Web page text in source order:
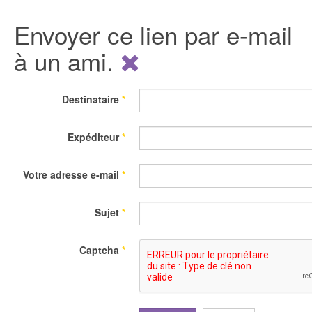
Envoyer ce lien par e-mail
à un ami.
Destinataire *
Expéditeur*
Votre adresse e-mail *
Sujet *
Captcha *